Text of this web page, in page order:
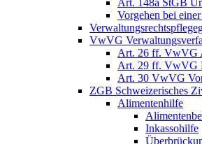
Vorgehen bei
VwVG
Art. 26 ff. VwVG
Art. 29 ff. VwVG
Art. 30 VwVG
ZGB Schweizerisches
Alimentenhilfe
Inkassohilfe